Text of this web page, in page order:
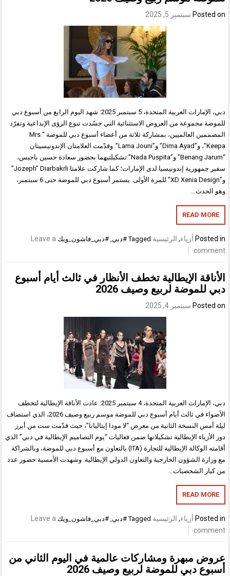
Posted on سبتمبر 5, 2025
دبي، الإمارات العربية المتحدة، 5 سبتمبر 2025: شهد اليوم الرابع من أسبوع دبي
للموضة مجموعة من العروض الاستثنائية التي جسّدت تنوع الرؤى الإبداعية وتفرّد
المصممين العالميين، بمشاركة ثلاثة من أعضاء أسبوع دبي للموضة “Mrs.
Keepa”، و”Dima Ayad” و”Lama Jouni”. وقدّمت العلامتان الإندونيسيتان
“Benang Jarum” و”Nada Puspita” تشكيلتيهما بحضور سعادة حسين باجيس،
سفير جمهورية إندونيسيا لدى الإمارات؛ كما شاركت علامتا Jozeph” Diarbakrli”
و”XD Xenia Design” للمرة الأولى. يستمر أسبوع دبي للموضة حتى 6 سبتمبر،
وهو الحدث…
READ MORE
Posted in أزياء, الرئيسية Tagged #دبي ,#دبي_فاشون_ويك Leave a
comment
الأناقة الإيطالية تخطف الأنظار في ثالث أيام أسبوع
دبي للموضة لربيع وصيف 2026
Posted on سبتمبر 4, 2025
دبي، الإمارات العربية المتحدة، 4 سبتمبر 2025: عادت الأناقة الإيطالية لتخطف
الأضواء في ثالث أيام أسبوع دبي للموضة موسم ربيع وصيف 2026، الذي استضاف
ليلة أمس النسخة الثانية من معرض “لا مودا إيتاليانا”، حيث قدّمت ست من أبرز
دور الأزياء الإيطالية تشكيلاتها ضمن فعاليات “يوم التصاميم الإيطالية في دبي” الذي
أقامته الوكالة الإيطالية للتجارة (ITA) بالتعاون مع أسبوع دبي للموضة، وبالشراكة
مع وزارة الشؤون الخارجية والتعاون الدولي الإيطالية. وشهدت الأمسية حضور عدد
من كبار الشخصيات…
READ MORE
Posted in أزياء, الرئيسية Tagged #دبي,#دبي_فاشون_ويك Leave a
comment
عروض مبهرة ومشاركات عالمية في اليوم الثاني من
أسبوع دبي للموضة لربيع وصيف 2026